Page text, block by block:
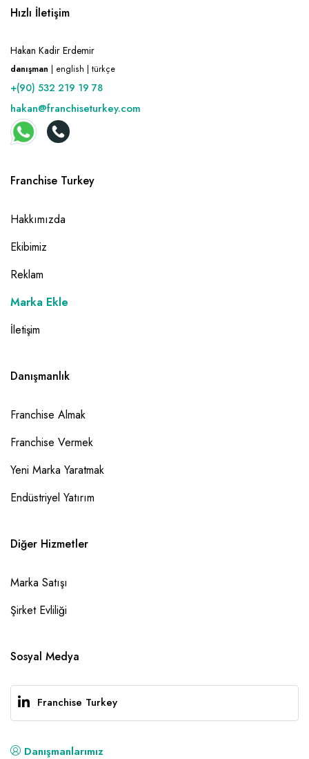
Hızlı İletişim
Hakan Kadir Erdemir
danışman | english | türkçe
+(90) 532 219 19 78
hakan@franchiseturkey.com
Franchise Turkey
Hakkımızda
Ekibimiz
Reklam
Marka Ekle
İletişim
Danışmanlık
Franchise Almak
Franchise Vermek
Yeni Marka Yaratmak
Endüstriyel Yatırım
Diğer Hizmetler
Marka Satışı
Şirket Evliliği
Sosyal Medya
Franchise Turkey
Danışmanlarımız